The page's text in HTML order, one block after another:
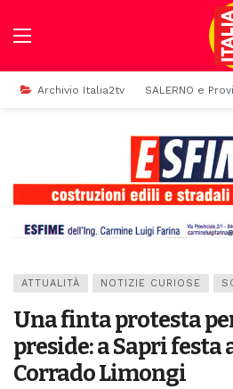
Archivio Italia2tv SALERNO e
ATTUALITÀ NOTIZIE CURIOSE
Una finta protesta
preside: a Sapri festa
Corrado Limongi